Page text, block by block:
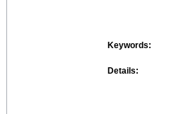
Keywords:
Details: